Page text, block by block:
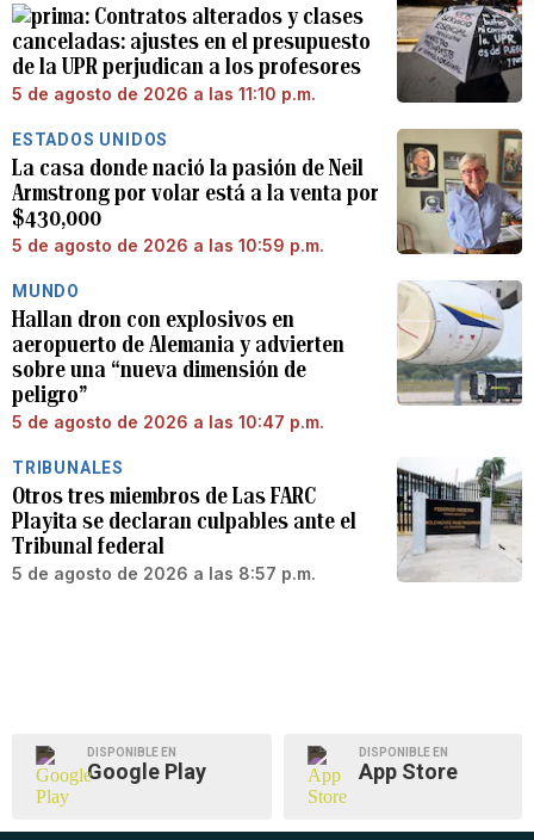
Contratos alterados y clases
canceladas: ajustes en el presupuesto
de la UPR perjudican a los profesores
5 de agosto de 2026 a las 11:10 p.m.
ESTADOS UNIDOS
La casa donde nació la pasión de Neil
Armstrong por volar está a la venta por
$430,000
5 de agosto de 2026 a las 10:59 p.m.
MUNDO
Hallan dron con explosivos en
aeropuerto de Alemania y advierten
sobre una “nueva dimensión de
peligro”
5 de agosto de 2026 a las 10:47 p.m.
TRIBUNALES
Otros tres miembros de Las FARC
Playita se declaran culpables ante el
Tribunal federal
5 de agosto de 2026 a las 8:57 p.m.
DISPONIBLE EN
Google Play
DISPONIBLE EN
App Store